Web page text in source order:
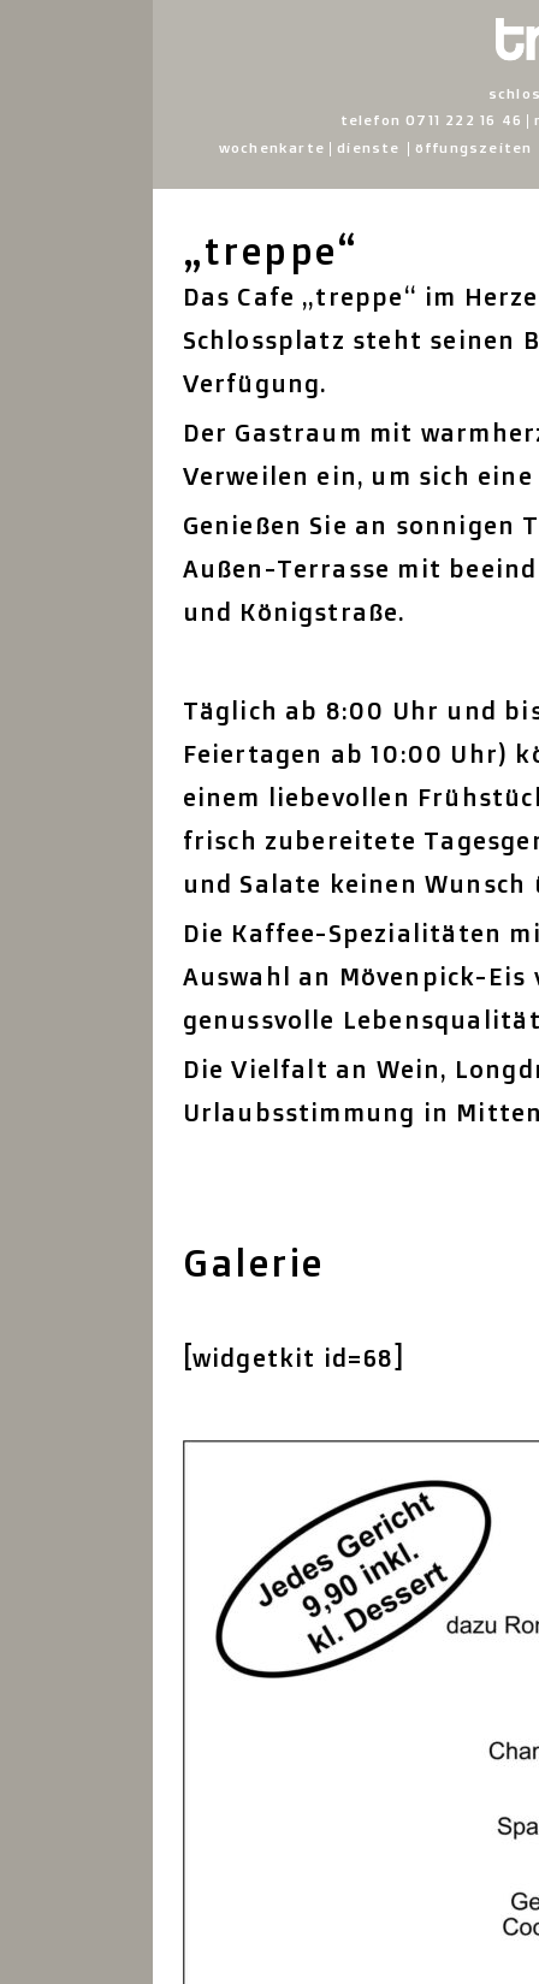
telefon 0711 222 16 46
wochenkarte
dienste öffungszeiten
„treppe“
Das Cafe „treppe“ im
Schlossplatz steht seinen
Verfügung.
Der Gastraum mit
Verweilen ein, um sich
Genießen Sie an sonnigen
Außen-Terrasse mit
und Königstraße.
Täglich ab 8:00 Uhr und
Feiertagen ab 10:00 Uhr)
einem liebevollen
frisch zubereitete
und Salate keinen Wunsch
Die Kaffee-Spezialitäten
Auswahl an Mövenpick-
genussvolle
Die Vielfalt an Wein,
Urlaubsstimmung in
Galerie
[widgetkit id=68]